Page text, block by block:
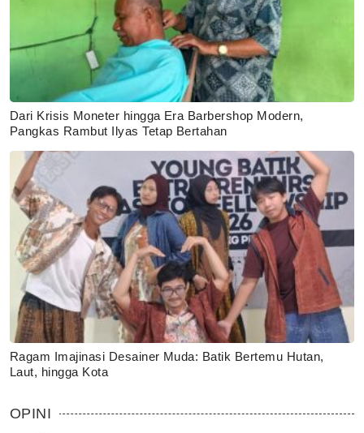
Dari Krisis Moneter hingga Era Barbershop Modern,
Pangkas Rambut Ilyas Tetap Bertahan
Ragam Imajinasi Desainer Muda: Batik Bertemu Hutan,
Laut, hingga Kota
OPINI